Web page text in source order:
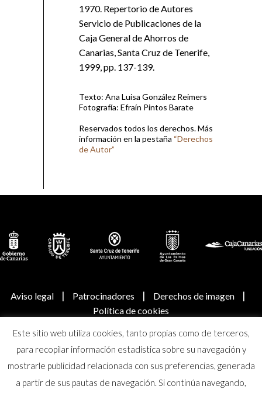
1970. Repertorio de Autores
Servicio de Publicaciones de la
Caja General de Ahorros de
Canarias, Santa Cruz de Tenerife,
1999, pp. 137-139.
Texto: Ana Luisa González Reimers
Fotografía: Efraín Pintos Barate
Reservados todos los derechos. Más
información en la pestaña “Derechos
de Autor”
Aviso legal | Patrocinadores | Derechos de imagen |
Política de cookies
© Real Academia Canaria de Bellas Artes de San Miguel
Arcángel
Este sitio web utiliza cookies, tanto propias como de terceros,
para recopilar información estadística sobre su navegación y
mostrarle publicidad relacionada con sus preferencias, generada
a partir de sus pautas de navegación. Si continúa navegando,